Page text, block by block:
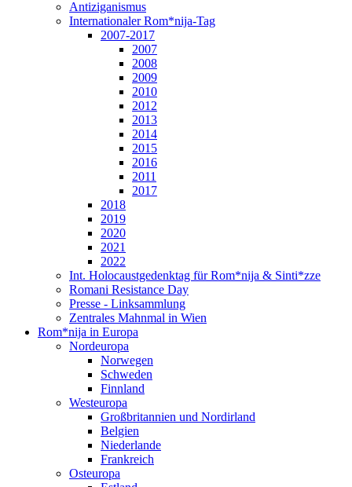
Antiziganismus
Internationaler Rom*nija-Tag
2007-2017
2007
2008
2009
2010
2012
2013
2014
2015
2016
2011
2017
2018
2019
2020
2021
2022
Int. Holocaustgedenktag für Rom*nija & Sinti*zze
Romani Resistance Day
Presse - Linksammlung
Zentrales Mahnmal in Wien
Rom*nija in Europa
Nordeuropa
Norwegen
Schweden
Finnland
Westeuropa
Großbritannien und Nordirland
Belgien
Niederlande
Frankreich
Osteuropa